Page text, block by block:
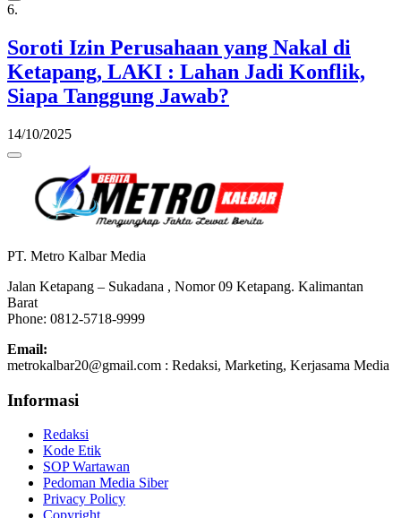
6.
Soroti Izin Perusahaan yang Nakal di
Ketapang, LAKI : Lahan Jadi Konflik,
Siapa Tanggung Jawab?
14/10/2025
PT. Metro Kalbar Media
Jalan Ketapang – Sukadana , Nomor 09 Ketapang. Kalimantan
Barat
Phone: 0812-5718-9999
Email:
metrokalbar20@gmail.com : Redaksi, Marketing, Kerjasama Media
Informasi
Redaksi
Kode Etik
SOP Wartawan
Pedoman Media Siber
Privacy Policy